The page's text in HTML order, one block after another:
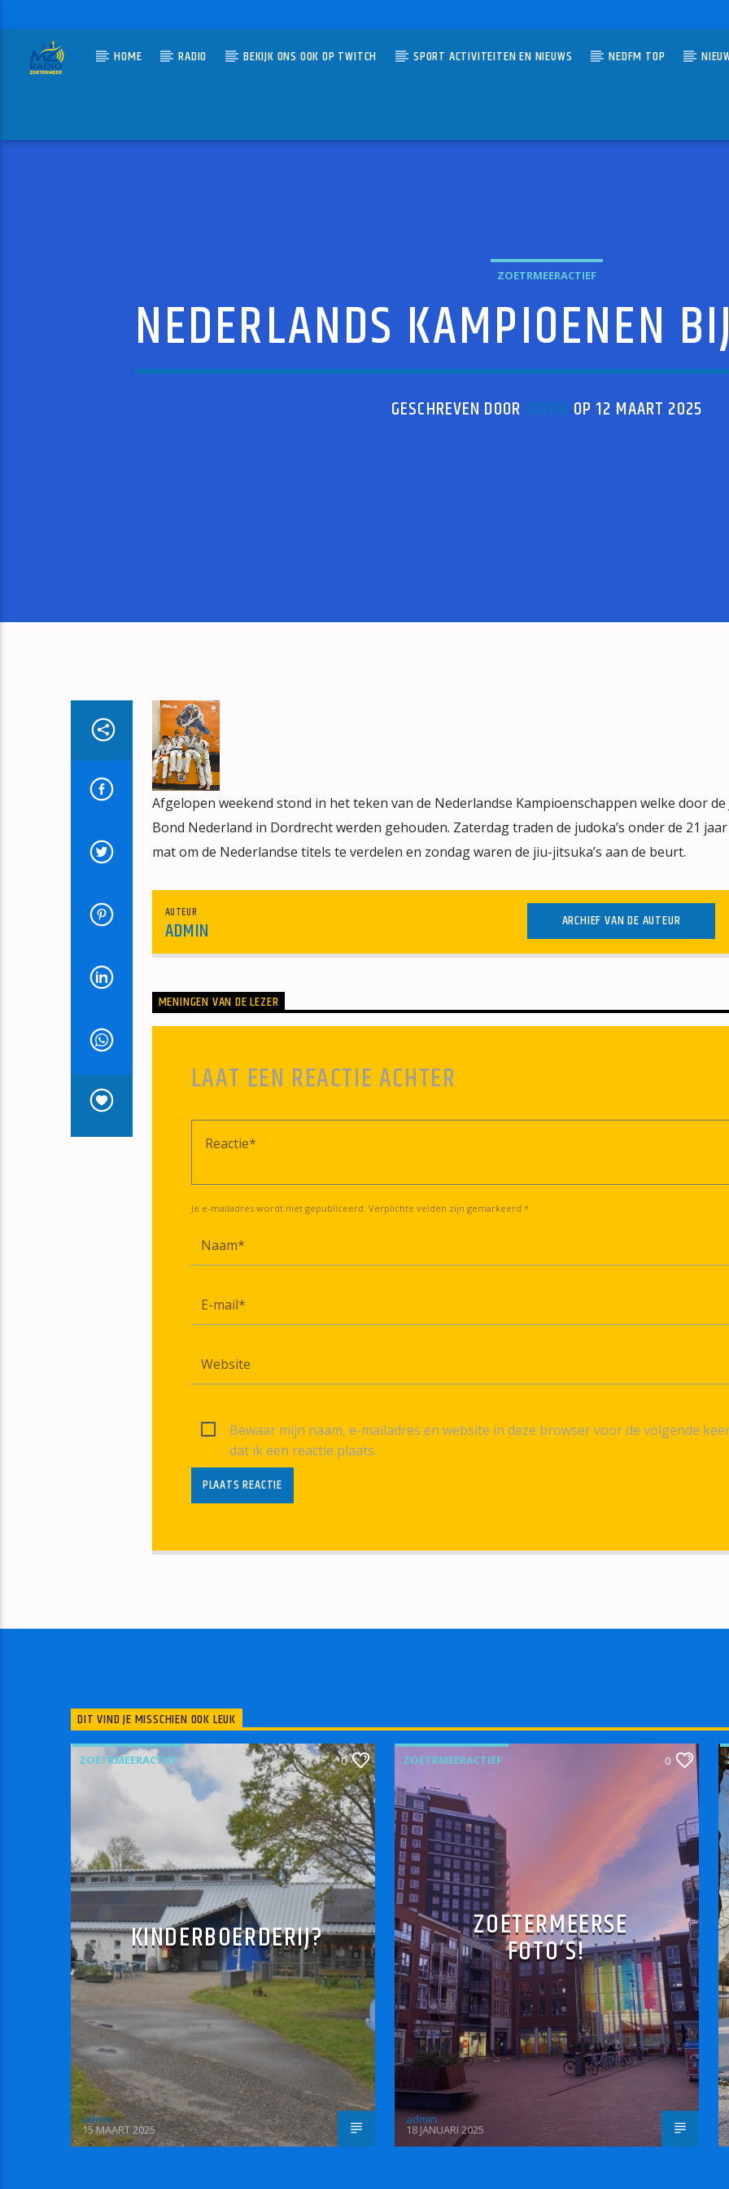
HOME RADIO BEKIJK ONS OOK OP TWITCH SPORT ACTIVITEITEN EN NIEUWS NEDFM TOP
ZOETRMEERACTIEF
NEDERLANDS KAMPIOENEN
GESCHREVEN DOOR ADMIN OP 12 MAART 2025
Afgelopen weekend stond in het teken van de Nederlandse Kampioenschappen welke door de
Bond Nederland in Dordrecht werden gehouden. Zaterdag traden de judoka’s onder de 21
mat om de Nederlandse titels te verdelen en zondag waren de jiu-jitsuka’s aan de beurt.
AUTEUR
ADMIN ARCHIEF VAN DE AUTEUR
MENINGEN VAN DE LEZER
LAAT EEN REACTIE ACHTER
Je e-mailadres wordt niet gepubliceerd. Verplichte velden zijn gemarkeerd *
Bewaar mijn naam, e-mailadres en website in deze browser voor de volgende
dat ik een reactie plaats.
DIT VIND JE MISSCHIEN OOK LEUK
ZOETRMEERACTIEF 0
KINDERBOERDERIJ?
admin
15 MAART 2025
ZOETRMEERACTIEF 0
ZOETERMEERSE
FOTO’S!
admin
18 JANUARI 2025